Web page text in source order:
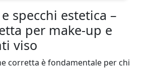
specchi estetica –
per make-up e
viso
corretta è fondamentale per chi